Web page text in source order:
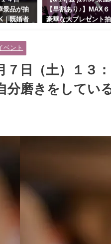
景品が抽
｜既婚者
レ男性
大人女
ティー♪
【早割あり♪】MAX
豪華な大プレゼント
ベント
７日（土）１３
分磨きをしてい